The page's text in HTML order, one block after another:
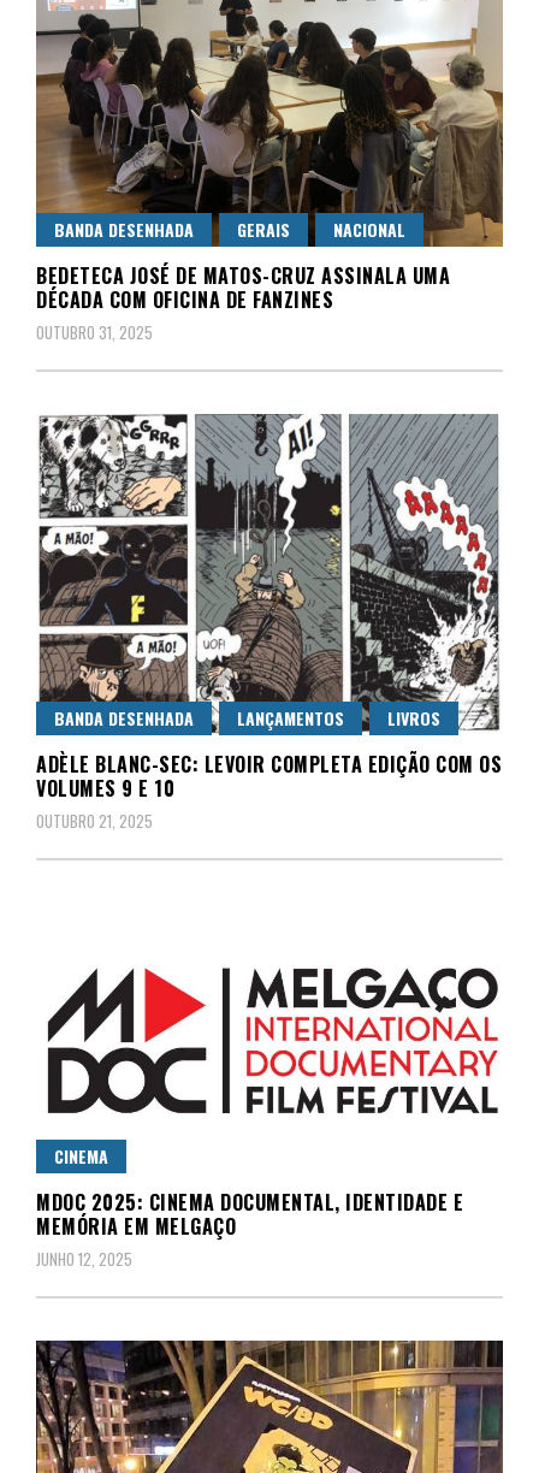
BANDA DESENHADA GERAIS NACIONAL
BEDETECA JOSÉ DE MATOS-CRUZ ASSINALA UMA
DÉCADA COM OFICINA DE FANZINES
OUTUBRO 31, 2025
BANDA DESENHADA LANÇAMENTOS LIVROS
ADÈLE BLANC-SEC: LEVOIR COMPLETA EDIÇÃO COM OS
VOLUMES 9 E 10
OUTUBRO 21, 2025
CINEMA
MDOC 2025: CINEMA DOCUMENTAL, IDENTIDADE E
MEMÓRIA EM MELGAÇO
JUNHO 12, 2025